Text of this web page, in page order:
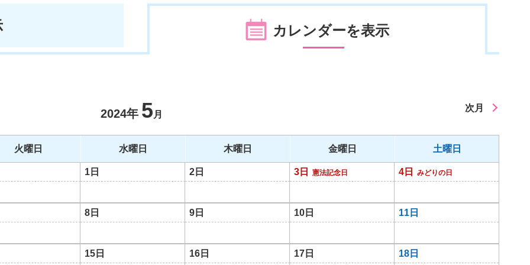
カレンダーを表示
2024年 5 月
次月
火曜日 水曜日 木曜日 金曜日 土曜日
1日 2日 3日 憲法記念日 4日 みどりの日
8日 9日 10日 11日
15日 16日 17日 18日